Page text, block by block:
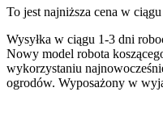
To jest najniższa cena w
Wysyłka w ciągu 1-3 dni
Nowy model robota
wykorzystaniu
ogrodów. Wyposażony w